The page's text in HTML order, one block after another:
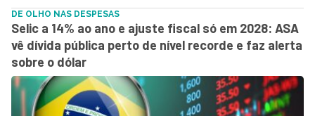
DE OLHO NAS DESPESAS
Selic a 14% ao ano e ajuste fiscal só em 2028: ASA
vê dívida pública perto de nível recorde e faz alerta
sobre o dólar